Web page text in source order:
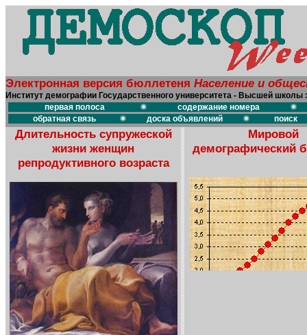
Электронная версия бюллетеня Население и
Институт демографии Государственного университета - Высшей школы
первая полоса
содержание номера
обратная связь
доска объявлений поиск
Длительность супружеской
жизни женщин
репродуктивного возраста
Мировой
демографический